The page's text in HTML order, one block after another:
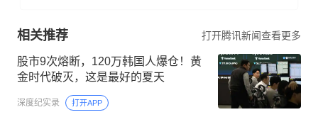
相关推荐 打开腾讯新闻查看更多
股市9次熔断，120万韩国人爆仓！黄
金时代破灭，这是最好的夏天
深度纪实录 打开APP